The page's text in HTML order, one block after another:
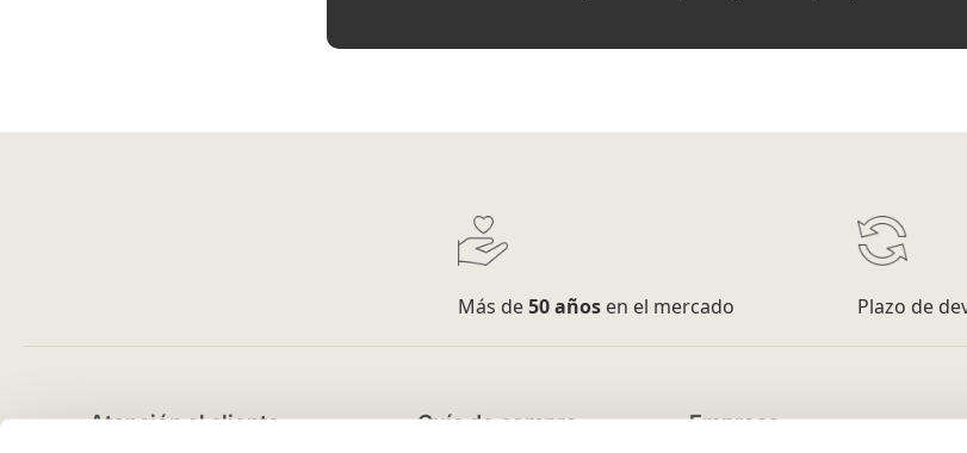
Más de50 añosen el mercado Plazo de
Atención al cliente Guía de compra Empresa